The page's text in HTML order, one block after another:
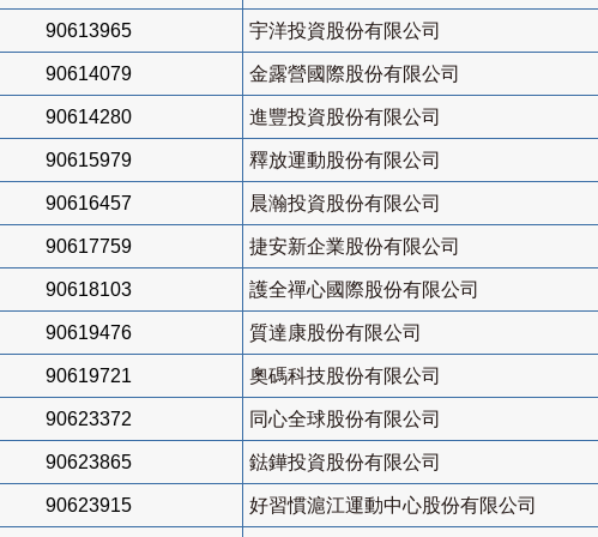
90613965 宇洋投資股份有限公司
90614079 金露營國際股份有限公司
90614280 進豐投資股份有限公司
90615979 釋放運動股份有限公司
90616457 晨瀚投資股份有限公司
90617759 捷安新企業股份有限公司
90618103 護全禪心國際股份有限公司
90619476 質達康股份有限公司
90619721 奧碼科技股份有限公司
90623372 同心全球股份有限公司
90623865 鍅鏵投資股份有限公司
90623915 好習慣滬江運動中心股份有限公司